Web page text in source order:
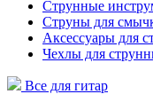
Струнные
Струны для
Аксессуары для
Чехлы для
Все для гитар